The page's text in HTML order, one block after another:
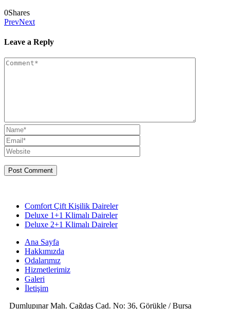
0Shares
PrevNext
Leave a Reply
Comfort Çift Kişilik Daireler
Deluxe 1+1 Klimalı Daireler
Deluxe 2+1 Klimalı Daireler
Ana Sayfa
Hakkımızda
Odalarımız
Hizmetlerimiz
Galeri
İletişim
Dumlupınar Mah. Çağdaş Cad. No: 36, Görükle / Bursa